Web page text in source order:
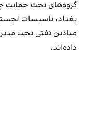
گروه‌های تحت حمایت
بغداد، تاسیسات
میادین نفتی تحت
داده‌اند.